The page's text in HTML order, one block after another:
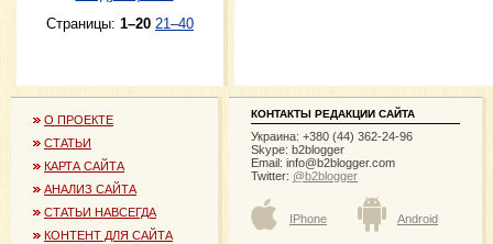
Страницы: 1–20 21–40
О ПРОЕКТЕ
СТАТЬИ
КАРТА САЙТА
АНАЛИЗ САЙТА
СТАТЬИ НАВСЕГДА
КОНТЕНТ ДЛЯ САЙТА
КОНТАКТЫ РЕДАКЦИИ САЙТА
Украина: +380 (44) 362-24-96
Skype: b2blogger
Email: info@b2blogger.com
Twitter: @b2blogger
IPhone Android